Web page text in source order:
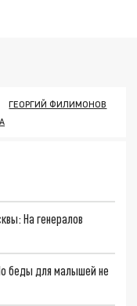
ГЕОРГИЙ ФИЛИМОНОВ
На генералов
беды для малышей не